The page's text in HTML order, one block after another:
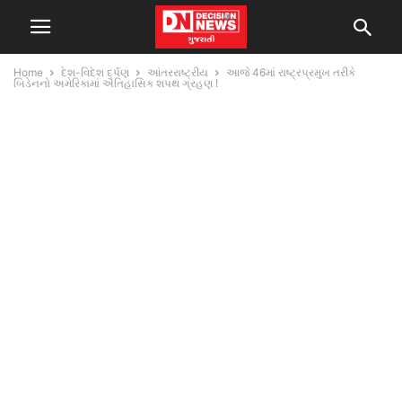
Home દેશ-વિદેશ દર્પણ આંતરરાષ્ટ્રીય
આજે 46માં રાષ્ટ્રપ્રમુખ તરીકે
બિડેનનો અમેરિકામાં ઐતિહાસિક શપથ ગ્રહણ !